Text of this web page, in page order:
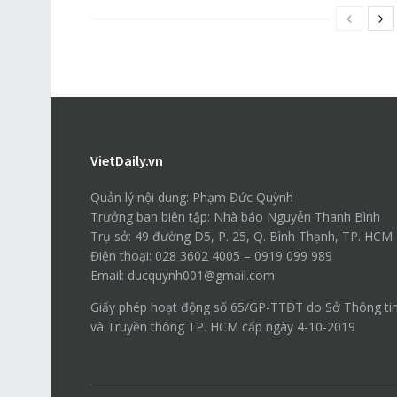
VietDaily.vn
Quản lý nội dung: Phạm Đức Quỳnh
Trưởng ban biên tập: Nhà báo Nguyễn Thanh Bình
Trụ sở: 49 đường D5, P. 25, Q. Bình Thạnh, TP. HCM
Điện thoại: 028 3602 4005 – 0919 099 989
Email: ducquynh001@gmail.com
Giấy phép hoạt động số 65/GP-TTĐT do Sở Thông
và Truyền thông TP. HCM cấp ngày 4-10-2019